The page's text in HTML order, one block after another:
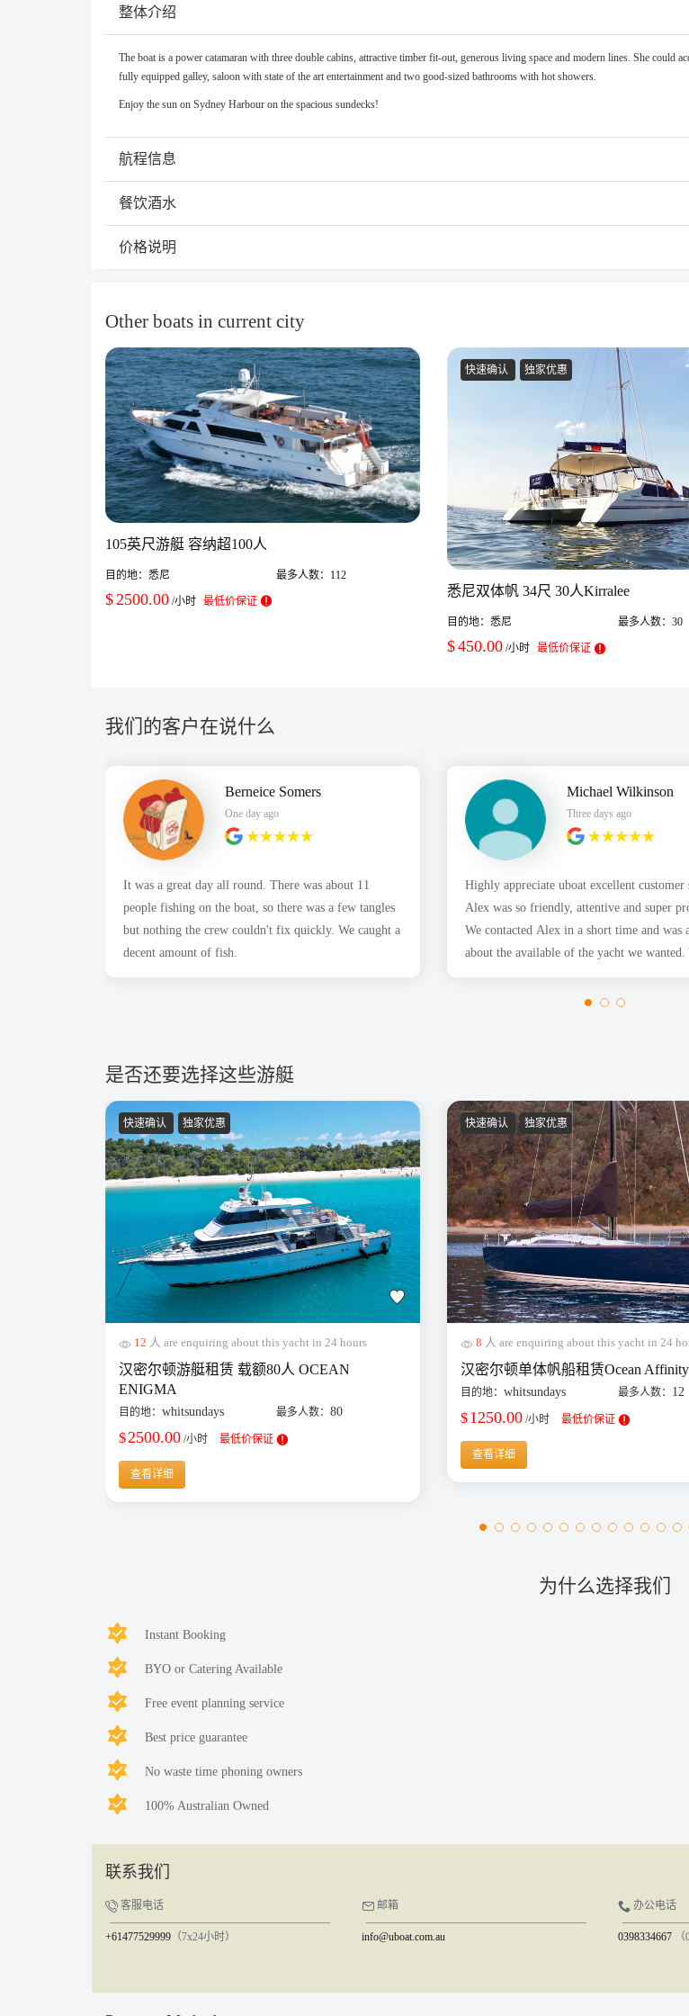
整体介绍
The boat is a power catamaran with three double cabins, attractive timber fit-out, generous living space and modern lines. She could
fully equipped galley, saloon with state of the art entertainment and two good-sized bathrooms with hot showers.
Enjoy the sun on Sydney Harbour on the spacious sundecks!
航程信息
餐饮酒水
价格说明
Other boats in current city
105英尺游艇 容纳超100人
目的地： 悉尼 最多人数： 112
$ 2500.00 /小时 最低价保证
快速确认 独家优惠
悉尼双体帆 34尺 30人Kirralee
目的地： 悉尼 最多人数： 30
$450.00 /小时 最低价保证
我们的客户在说什么
Berneice Somers
One day ago
It was a great day all round. There was about 11
people fishing on the boat, so there was a few tangles
but nothing the crew couldn't fix quickly. We caught a
decent amount of fish.
Michael Wilkinson
Three days ago
Highly appreciate uboat excellent customer
Alex was so friendly, attentive and super
We contacted Alex in a short time and was
about the available of the yacht we wanted.
是否还要选择这些游艇
快速确认 独家优惠
12 人 are enquiring about this yacht in 24 hours
汉密尔顿游艇租赁 载额80人 OCEAN
ENIGMA
目的地： whitsundays 最多人数： 80
$2500.00 /小时 最低价保证
查看详细
快速确认 独家优惠
8 人 are enquiring about this yacht in 24
汉密尔顿单体帆船租赁Ocean Affinity
目的地： whitsundays 最多人数： 12
$1250.00 /小时 最低价保证
查看详细
为什么选择我们
Instant Booking
BYO or Catering Available
Free event planning service
Best price guarantee
No waste time phoning owners
100% Australian Owned
联系我们
客服电话
+61477529999 （7x24小时）
邮箱
info@uboat.com.au
办公电话
0398334667